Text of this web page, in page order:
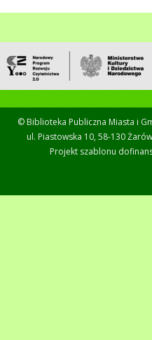
© Biblioteka Publiczna Miasta i
ul. Piastowska 10, 58-130 Żarów
Projekt szablonu